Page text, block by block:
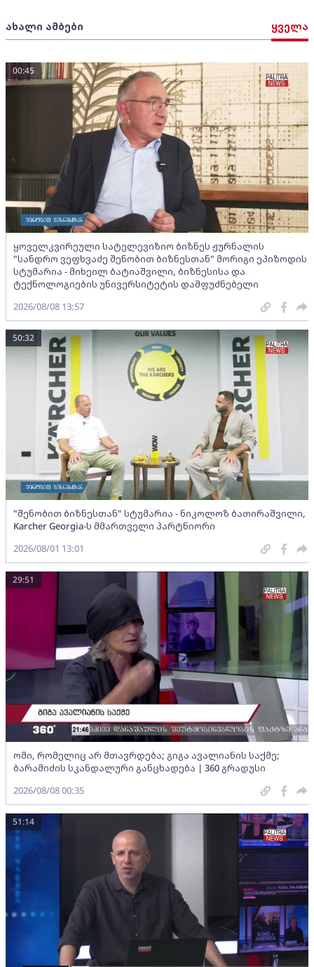
ახალი ამბები ყველა
ყოველკვირეული სატელევიზიო ბიზნეს ჟურნალის
"სანდრო ვეფხვაძე შენობით ბიზნესთან" მორიგი ეპიზოდის
სტუმარია - მიხეილ ბატიაშვილი, ბიზნესისა და
ტექნოლოგიების უნივერსიტეტის დამფუძნებელი
00:45
2026/08/08 13:57
"შენობით ბიზნესთან" სტუმარია - ნიკოლოზ ბათირაშვილი,
Karcher Georgia-ს მმართველი პარტნიორი
50:32
2026/08/01 13:01
ომი, რომელიც არ მთავრდება; გიგა ავალიანის საქმე;
ბარამიძის სკანდალური განცხადება | 360 გრადუსი
29:51
2026/08/08 00:35
51:14